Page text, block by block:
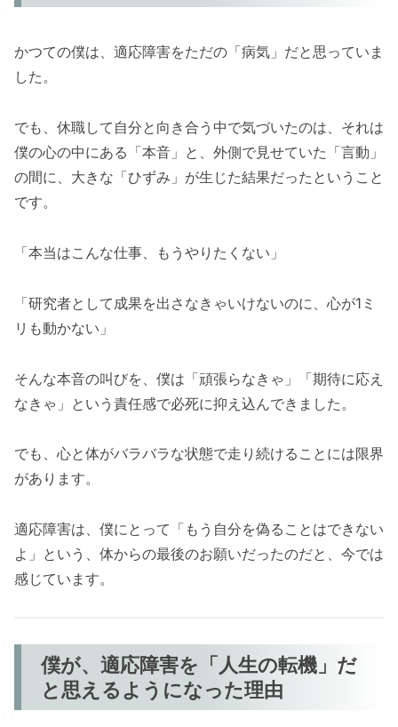
かつての僕は、適応障害をただの「病気」だと思っていま
した。
でも、休職して自分と向き合う中で気づいたのは、それは
僕の心の中にある「本音」と、外側で見せていた「言動」
の間に、大きな「ひずみ」が生じた結果だったということ
です。
「本当はこんな仕事、もうやりたくない」
「研究者として成果を出さなきゃいけないのに、心が1ミ
リも動かない」
そんな本音の叫びを、僕は「頑張らなきゃ」「期待に応え
なきゃ」という責任感で必死に抑え込んできました。
でも、心と体がバラバラな状態で走り続けることには限界
があります。
適応障害は、僕にとって「もう自分を偽ることはできない
よ」という、体からの最後のお願いだったのだと、今では
感じています。
僕が、適応障害を「人生の転機」だ
と思えるようになった理由